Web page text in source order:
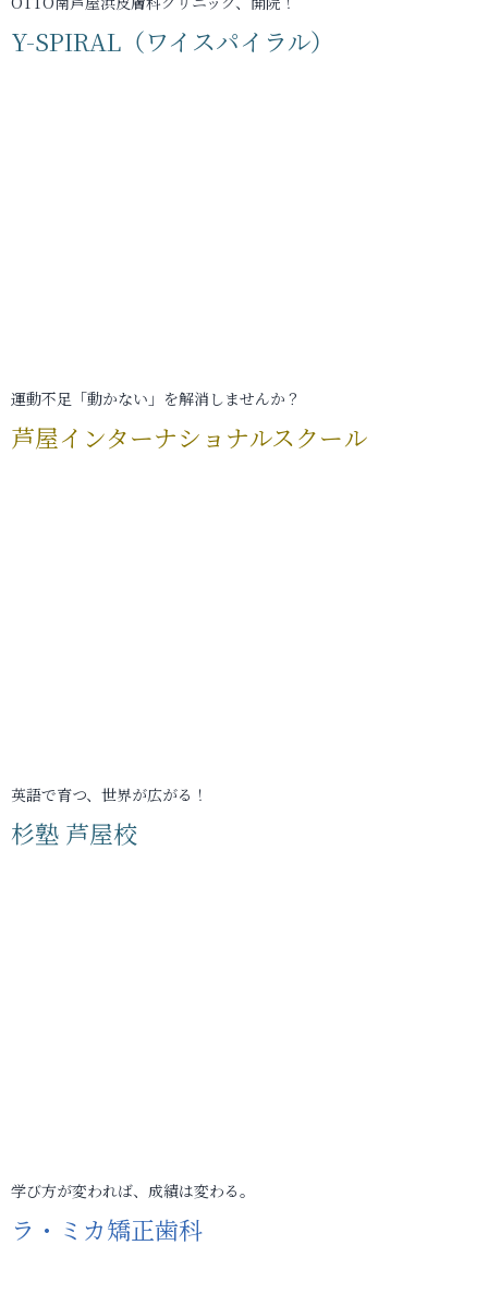
Y-SPIRAL（ワイスパイラル）
運動不足「動かない」を解消しませんか？
芦屋インターナショナルスクール
英語で育つ、世界が広がる！
杉塾 芦屋校
学び方が変われば、成績は変わる。
ラ・ミカ矯正歯科